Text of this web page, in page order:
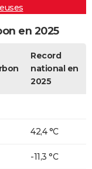
en 2025
Record
national en
2025
42,4 °C
-11,3 °C